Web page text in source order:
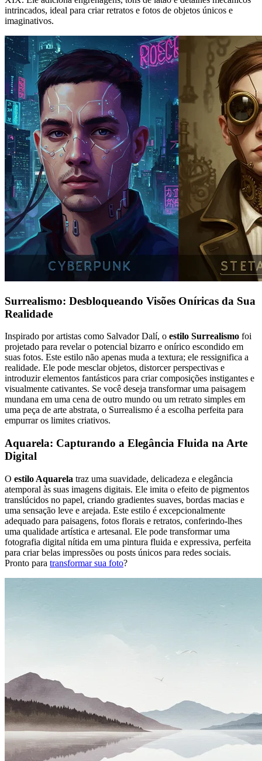
intrincados, ideal para criar retratos e fotos de objetos únicos e
imaginativos.
Surrealismo: Desbloqueando Visões Oníricas da Sua
Realidade
Inspirado por artistas como Salvador Dalí, o estilo Surrealismo foi
projetado para revelar o potencial bizarro e onírico escondido em
suas fotos. Este estilo não apenas muda a textura; ele ressignifica a
realidade. Ele pode mesclar objetos, distorcer perspectivas e
introduzir elementos fantásticos para criar composições instigantes e
visualmente cativantes. Se você deseja transformar uma paisagem
mundana em uma cena de outro mundo ou um retrato simples em
uma peça de arte abstrata, o Surrealismo é a escolha perfeita para
empurrar os limites criativos.
Aquarela: Capturando a Elegância Fluida na Arte
Digital
O estilo Aquarela traz uma suavidade, delicadeza e elegância
atemporal às suas imagens digitais. Ele imita o efeito de pigmentos
translúcidos no papel, criando gradientes suaves, bordas macias e
uma sensação leve e arejada. Este estilo é excepcionalmente
adequado para paisagens, fotos florais e retratos, conferindo-lhes
uma qualidade artística e artesanal. Ele pode transformar uma
fotografia digital nítida em uma pintura fluida e expressiva, perfeita
para criar belas impressões ou posts únicos para redes sociais.
Pronto para transformar sua foto?